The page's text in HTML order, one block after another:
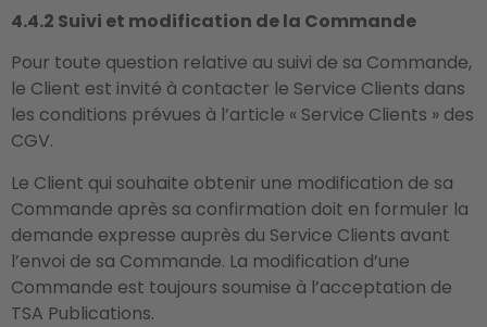
4.4.2 Suivi et modification de la Commande
Pour toute question relative au suivi de sa Commande,
le Client est invité à contacter le Service Clients dans
les conditions prévues à l’article « Service Clients » des
CGV.
Le Client qui souhaite obtenir une modification de sa
Commande après sa confirmation doit en formuler la
demande expresse auprès du Service Clients avant
l’envoi de sa Commande. La modification d’une
Commande est toujours soumise à l’acceptation de
TSA Publications.